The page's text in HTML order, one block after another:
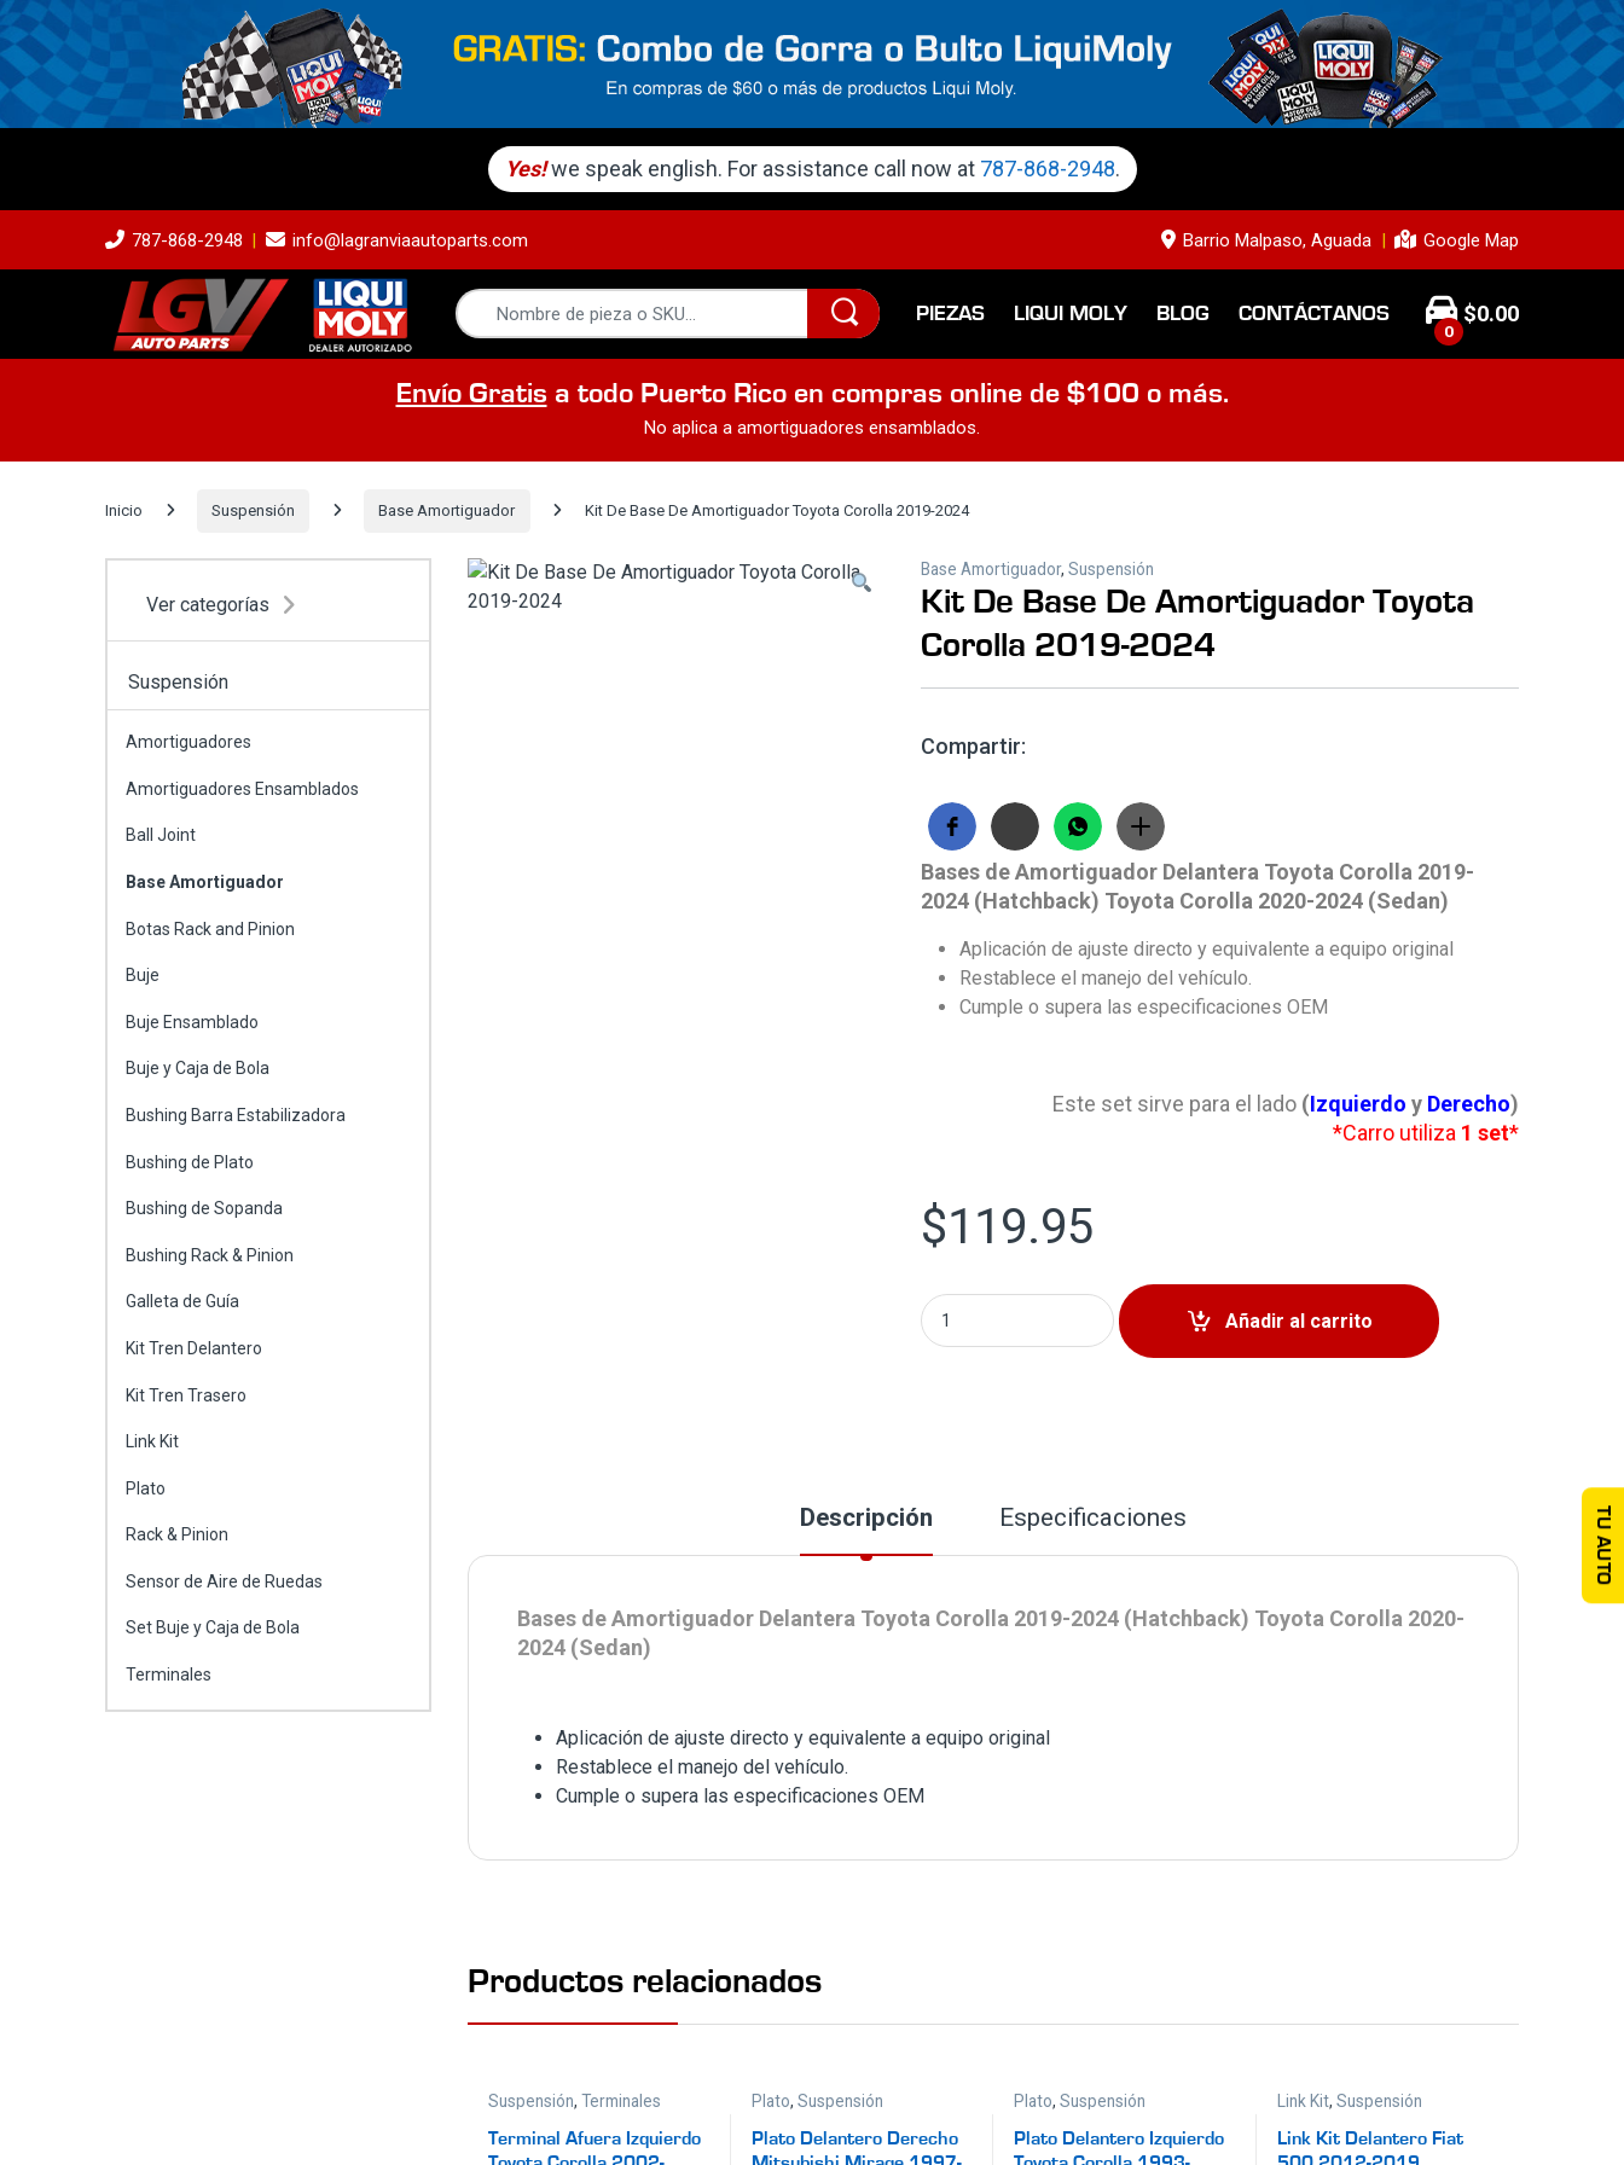
Yes! we speak english. For assistance call now at 787-868-2948.
787-868-2948 info@lagranviaautoparts.com Barrio Malpaso, Aguada Google Map
PIEZAS LIQUI MOLY BLOG CONTÁCTANOS
0
$0.00
Envío Gratis a todo Puerto Rico en compras online de $100 o más.
No aplica a amortiguadores ensamblados.
Inicio Suspensión Base Amortiguador Kit De Base De Amortiguador Toyota Corolla 2019-2024
Base Amortiguador, Suspensión
Kit De Base De Amortiguador Toyota
Corolla 2019-2024
Compartir:
Bases de Amortiguador Delantera Toyota Corolla 2019-
2024 (Hatchback) Toyota Corolla 2020-2024 (Sedan)
Aplicación de ajuste directo y equivalente a equipo original
Restablece el manejo del vehículo.
Cumple o supera las especificaciones OEM
Este set sirve para el lado (Izquierdo y Derecho)
*Carro utiliza 1 set*
$119.95
Kit De Base De Amortiguador Toyota Corolla 2019-2024 quantity
Añadir al carrito
Descripción Especificaciones
Bases de Amortiguador Delantera Toyota Corolla 2019-2024 (Hatchback) Toyota Corolla 2020-
2024 (Sedan)
Aplicación de ajuste directo y equivalente a equipo original
Restablece el manejo del vehículo.
Cumple o supera las especificaciones OEM
Productos relacionados
Suspensión,Terminales
Terminal Afuera Izquierdo
Plato, Suspensión
Plato Delantero Derecho
Plato,Suspensión
Plato Delantero Izquierdo
Link Kit, Suspensión
Link Kit Delantero Fiat
Ver categorías
Suspensión
Amortiguadores
Amortiguadores Ensamblados
Ball Joint
Base Amortiguador
Botas Rack and Pinion
Buje
Buje Ensamblado
Buje y Caja de Bola
Bushing Barra Estabilizadora
Bushing de Plato
Bushing de Sopanda
Bushing Rack & Pinion
Galleta de Guía
Kit Tren Delantero
Kit Tren Trasero
Link Kit
Plato
Rack & Pinion
Sensor de Aire de Ruedas
Set Buje y Caja de Bola
Terminales
TU AUTO